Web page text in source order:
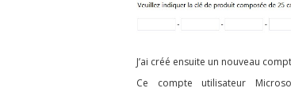
J’ai créé ensuite un nouveau
Ce compte utilisateur